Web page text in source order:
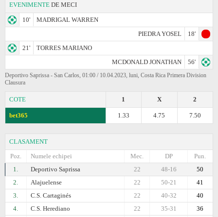
EVENIMENTE DE MECI
10'
MADRIGAL WARREN
PIEDRA YOSEL
18'
21'
TORRES MARIANO
MCDONALD JONATHAN
56'
Deportivo Saprissa - San Carlos, 01:00 / 10.04.2023, luni, Costa Rica Primera Division
Clausura
COTE 2
X
1
bet365 7.50
4.75
1.33
CLASAMENT
Poz.
Numele echipei Pun.
DP
Mec.
1.
Deportivo Saprissa 50
48-16
22
2.
Alajuelense 41
50-21
22
3.
C.S. Cartaginés 40
40-32
22
4.
C.S. Herediano 36
35-31
22